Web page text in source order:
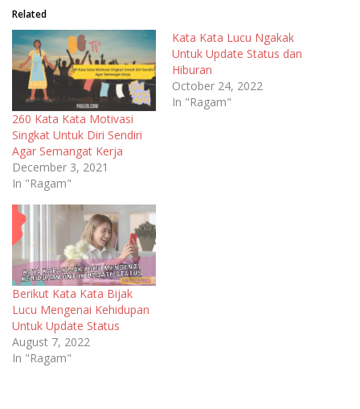
Related
260 Kata Kata Motivasi
Singkat Untuk Diri Sendiri
Agar Semangat Kerja
December 3, 2021
In "Ragam"
Kata Kata Lucu Ngakak
Untuk Update Status dan
Hiburan
October 24, 2022
In "Ragam"
Berikut Kata Kata Bijak
Lucu Mengenai Kehidupan
Untuk Update Status
August 7, 2022
In "Ragam"